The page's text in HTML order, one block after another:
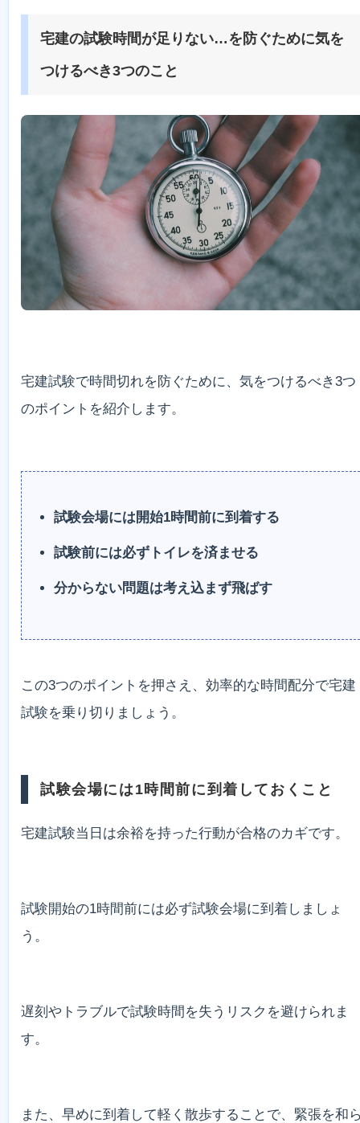
宅建の試験時間が足りない…を防ぐために気を
つけるべき3つのこと
宅建試験で時間切れを防ぐために、気をつけるべき3つ
のポイントを紹介します。
試験会場には開始1時間前に到着する
試験前には必ずトイレを済ませる
分からない問題は考え込まず飛ばす
この3つのポイントを押さえ、効率的な時間配分で宅建
試験を乗り切りましょう。
試験会場には1時間前に到着しておくこと
宅建試験当日は余裕を持った行動が合格のカギです。
試験開始の1時間前には必ず試験会場に到着しましょ
う。
遅刻やトラブルで試験時間を失うリスクを避けられま
す。
また、早めに到着して軽く散歩することで、緊張を和